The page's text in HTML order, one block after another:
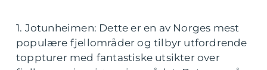
1. Jotunheimen: Dette er en av Norges mest
populære fjellområder og tilbyr utfordrende
toppturer med fantastiske utsikter over